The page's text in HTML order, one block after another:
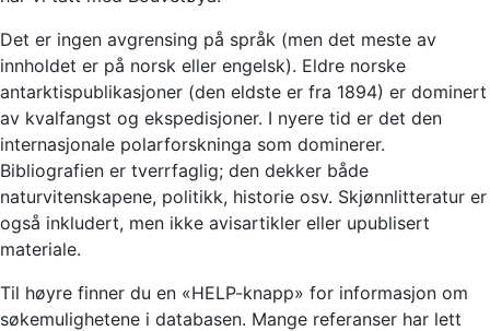
Det er ingen avgrensing på språk (men det meste av
innholdet er på norsk eller engelsk). Eldre norske
antarktispublikasjoner (den eldste er fra 1894) er dominert
av kvalfangst og ekspedisjoner. I nyere tid er det den
internasjonale polarforskninga som dominerer.
Bibliografien er tverrfaglig; den dekker både
naturvitenskapene, politikk, historie osv. Skjønnlitteratur er
også inkludert, men ikke avisartikler eller upublisert
materiale.
Til høyre finner du en «HELP-knapp» for informasjon om
søkemulighetene i databasen. Mange referanser har lett